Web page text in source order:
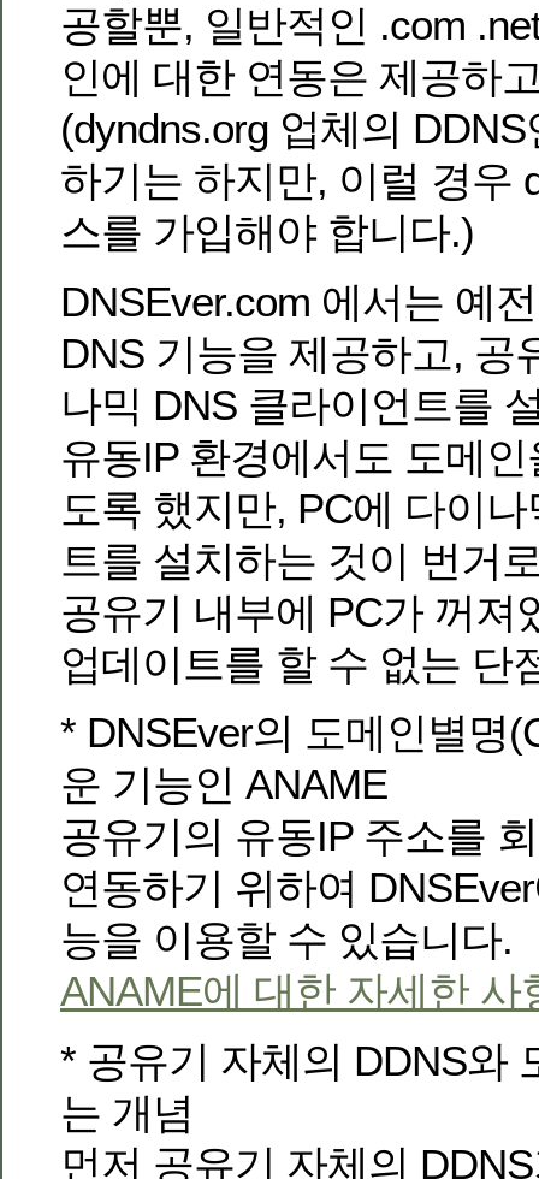
공할뿐, 일반적인 .com
인에 대한 연동은 제공하
(dyndns.org 업체의
하기는 하지만, 이럴 경우
스를 가입해야 합니다.)
DNSEver.com 에서는 예
DNS 기능을 제공하고, 공
나믹 DNS 클라이언트를
유동IP 환경에서도 도메
도록 했지만, PC에 다이
트를 설치하는 것이 번거
공유기 내부에 PC가 꺼져
업데이트를 할 수 없는 단
* DNSEver의 도메인별명
운 기능인 ANAME
공유기의 유동IP 주소를
연동하기 위하여
능을 이용할 수 있습니다.
ANAME에 대한 자세한 사
* 공유기 자체의 DDNS와
는 개념
먼저 공유기 자체의